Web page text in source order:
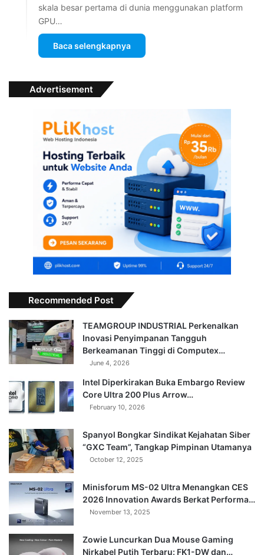
skala besar pertama di dunia menggunakan platform
GPU…
Baca selengkapnya
Advertisement
Recommended Post
TEAMGROUP INDUSTRIAL Perkenalkan
Inovasi Penyimpanan Tangguh
Berkeamanan Tinggi di Computex…
June 4, 2026
Intel Diperkirakan Buka Embargo Review
Core Ultra 200 Plus Arrow…
February 10, 2026
Spanyol Bongkar Sindikat Kejahatan Siber
“GXC Team”, Tangkap Pimpinan Utamanya
October 12, 2025
Minisforum MS-02 Ultra Menangkan CES
2026 Innovation Awards Berkat Performa…
November 13, 2025
Zowie Luncurkan Dua Mouse Gaming
Nirkabel Putih Terbaru: FK1-DW dan…